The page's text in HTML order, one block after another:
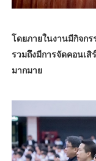
โดยภายในงานมีกิจก
รวมถึงมีการจัดคอนเสิ
มากมาย